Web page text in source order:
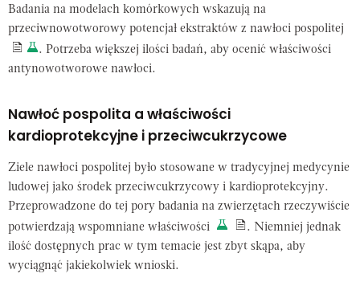
Badania na modelach komórkowych wskazują na
przeciwnowotworowy potencjał ekstraktów z nawłoci pospolitej
. Potrzeba większej ilości badań, aby ocenić właściwości
antynowotworowe nawłoci.
Nawłoć pospolita a właściwości
kardioprotekcyjne i przeciwcukrzycowe
Ziele nawłoci pospolitej było stosowane w tradycyjnej medycynie
ludowej jako środek przeciwcukrzycowy i kardioprotekcyjny.
Przeprowadzone do tej pory badania na zwierzętach rzeczywiście
potwierdzają wspomniane właściwości
. Niemniej jednak
ilość dostępnych prac w tym temacie jest zbyt skąpa, aby
wyciągnąć jakiekolwiek wnioski.